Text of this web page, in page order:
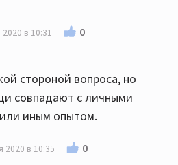
в 10:31 0
стороной вопроса, но
совпадают с личными
иным опытом.
2020 в 10:35 0